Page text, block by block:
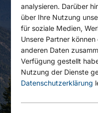
analysieren. Darüber
über Ihre Nutzung
für soziale Medien,
Unsere Partner
anderen Daten
Verfügung gestellt
Nutzung der Dienste
Datenschutzerklärung